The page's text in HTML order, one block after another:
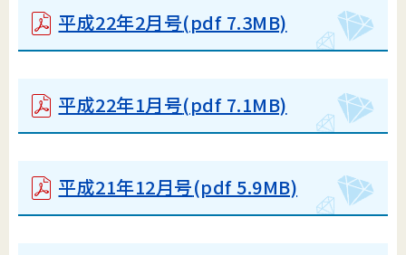
平成22年2月号(pdf 7.3MB)
平成22年1月号(pdf 7.1MB)
平成21年12月号(pdf 5.9MB)